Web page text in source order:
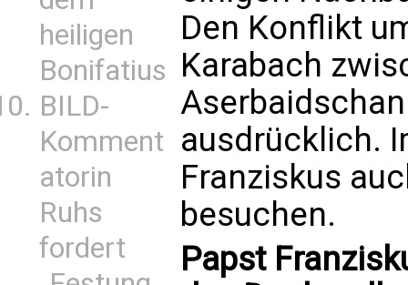
heiligen
Bonifatius
BILD-
Komment
atorin
Ruhs
fordert
Den Konflikt
Karabach
ausdrücklich.
Franziskus
besuchen.
Papst